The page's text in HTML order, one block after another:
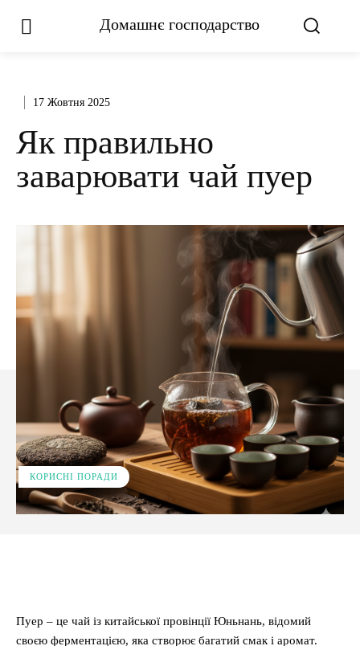
Домашнє господарство
17 Жовтня 2025
Як правильно
заварювати чай пуер
КОРИСНІ ПОРАДИ
Пуер – це чай із китайської провінції Юньнань, відомий
своєю ферментацією, яка створює багатий смак і аромат.